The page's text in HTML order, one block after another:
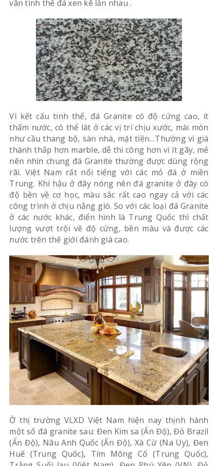
vân tinh thể đá xen kẽ lẫn nhau .
Vì kết cấu tinh thể, đá Granite có độ cứng cao, ít
thấm nước, có thể lát ở các vị trí chịu xước, mài mòn
như cầu thang bộ, sàn nhà, mặt tiền…Thường vì giá
thành thấp hơn marble, dễ thi công hơn vì ít gãy, mẻ
nên nhìn chung đá Granite thường được dùng rộng
rãi. Việt Nam rất nổi tiếng với các mỏ đá ở miền
Trung. Khí hậu ở đây nóng nên đá granite ở đây có
độ bền về cơ học, màu sắc rất cao ngay cả với các
công trình ở chịu nắng gió. So với các loại đá Granite
ở các nước khác, điển hình là Trung Quốc thì chất
lượng vượt trội về độ cứng, bền màu và được các
nước trên thế giới đánh giá cao.
Ở thị trường VLXD Việt Nam hiện nay thịnh hành
một số đá granite sau: Đen Kim sa (Ấn Độ), Đỏ Brazil
(Ấn Độ), Nâu Anh Quốc (Ấn Độ), Xà Cừ (Na Uy), Đen
Huế (Trung Quốc), Tím Mông Cổ (Trung Quốc),